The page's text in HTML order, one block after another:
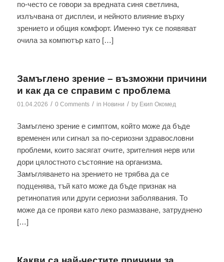
по-често се говори за вредната синя светлина,
излъчвана от дисплеи, и нейното влияние върху
зрението и общия комфорт. Именно тук се появяват
очила за компютър като […]
Замъглено зрение – възможни причини
и как да се справим с проблема
01.04.2026 / 0 Comments / in Новини / by Екип Окомед
Замъглено зрение е симптом, който може да бъде
временен или сигнал за по-сериозни здравословни
проблеми, които засягат очите, зрителния нерв или
дори цялостното състояние на организма.
Замъгляването на зрението не трябва да се
подценява, тъй като може да бъде признак на
ретинопатия или други сериозни заболявания. То
може да се прояви като леко размазване, затруднено
[…]